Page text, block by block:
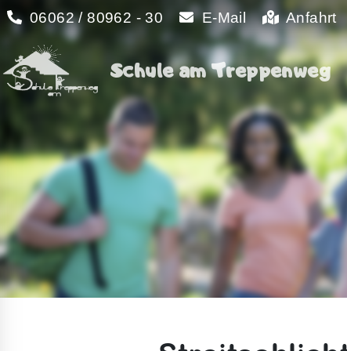
06062 / 80962 - 30 E-Mail Anfahrt
Schule am Treppenweg
Schule am Treppenweg